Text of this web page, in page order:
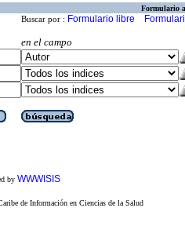
Formulario
Buscar por : Formulario libre
en el campo
by WWWISIS
de Información en Ciencias de la Salud